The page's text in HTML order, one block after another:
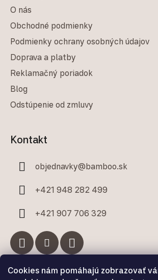
Cookies nám pomáhajú zobrazovať
O nás
Obchodné podmienky
Podmienky ochrany osobných údajov
Doprava a platby
Reklamačný poriadok
Blog
Odstúpenie od zmluvy
Kontakt
objednavky@bamboo.sk
+421 948 282 499
+421 907 706 329